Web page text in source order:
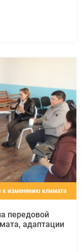
к изменению климата
передовой
адаптации